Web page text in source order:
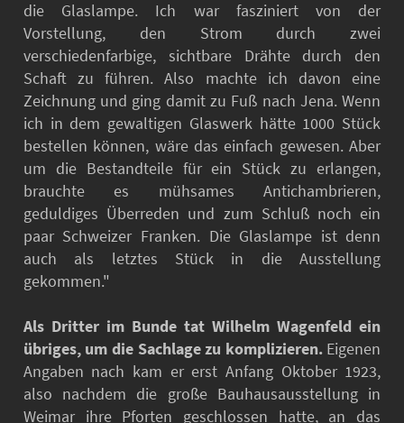
die Glaslampe. Ich war fasziniert von der
Vorstellung, den Strom durch zwei
verschiedenfarbige, sichtbare Drähte durch den
Schaft zu führen. Also machte ich davon eine
Zeichnung und ging damit zu Fuß nach Jena. Wenn
ich in dem gewaltigen Glaswerk hätte 1000 Stück
bestellen können, wäre das einfach gewesen. Aber
um die Bestandteile für ein Stück zu erlangen,
brauchte es mühsames Antichambrieren,
geduldiges Überreden und zum Schluß noch ein
paar Schweizer Franken. Die Glaslampe ist denn
auch als letztes Stück in die Ausstellung
gekommen."
Als Dritter im Bunde tat Wilhelm Wagenfeld ein
übriges, um die Sachlage zu komplizieren.Eigenen
Angaben nach kam er erst Anfang Oktober 1923,
also nachdem die große Bauhausausstellung in
Weimar ihre Pforten geschlossen hatte, an das